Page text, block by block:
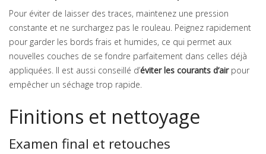
Pour éviter de laisser des traces, maintenez une pression
constante et ne surchargez pas le rouleau. Peignez rapidement
pour garder les bords frais et humides, ce qui permet aux
nouvelles couches de se fondre parfaitement dans celles déjà
appliquées. Il est aussi conseillé d’éviter les courants d’airpour
empêcher un séchage trop rapide.
Finitions et nettoyage
Examen final et retouches